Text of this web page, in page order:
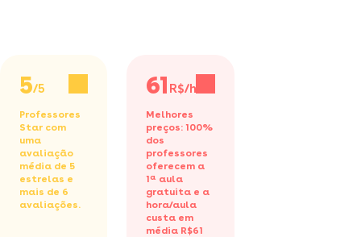
5/5
Professores
Star com
uma
avaliação
média de 5
estrelas e
mais de 6
avaliações.
61 R$/h
Melhores
preços: 100%
dos
professores
oferecem a
1ª aula
gratuita e a
hora/aula
custa em
média R$61